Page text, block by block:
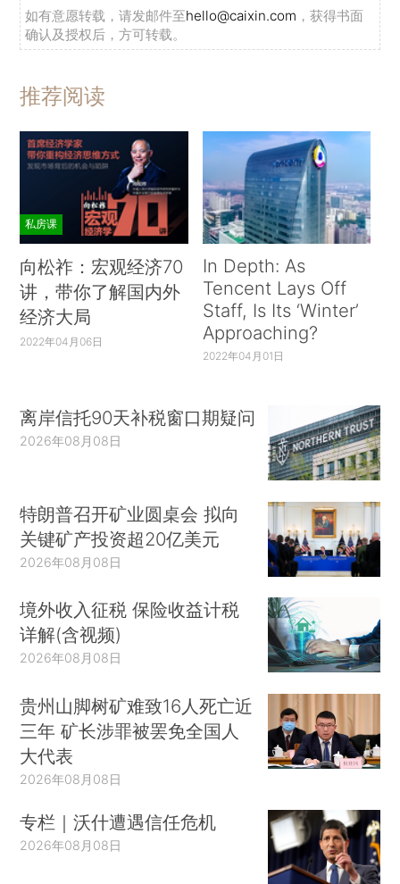
如有意愿转载，请发邮件至hello@caixin.com ，获得书面
确认及授权后，方可转载。
推荐阅读
私房课
向松祚：宏观经济70
讲，带你了解国内外
经济大局
2022年04月06日
In Depth: As
Tencent Lays Off
Staff, Is Its ‘Winter’
Approaching?
2022年04月01日
离岸信托90天补税窗口期疑问
2026年08月08日
特朗普召开矿业圆桌会 拟向
关键矿产投资超20亿美元
2026年08月08日
境外收入征税 保险收益计税
详解(含视频)
2026年08月08日
贵州山脚树矿难致16人死亡近
三年 矿长涉罪被罢免全国人
大代表
2026年08月08日
专栏｜沃什遭遇信任危机
2026年08月08日